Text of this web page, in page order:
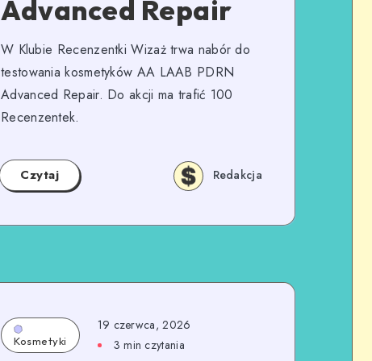
Advanced Repair
W Klubie Recenzentki Wizaż trwa nabór do
testowania kosmetyków AA LAAB PDRN
Advanced Repair. Do akcji ma trafić 100
Recenzentek.
Czytaj Redakcja
Kosmetyki
19 czerwca, 2026
3 min czytania